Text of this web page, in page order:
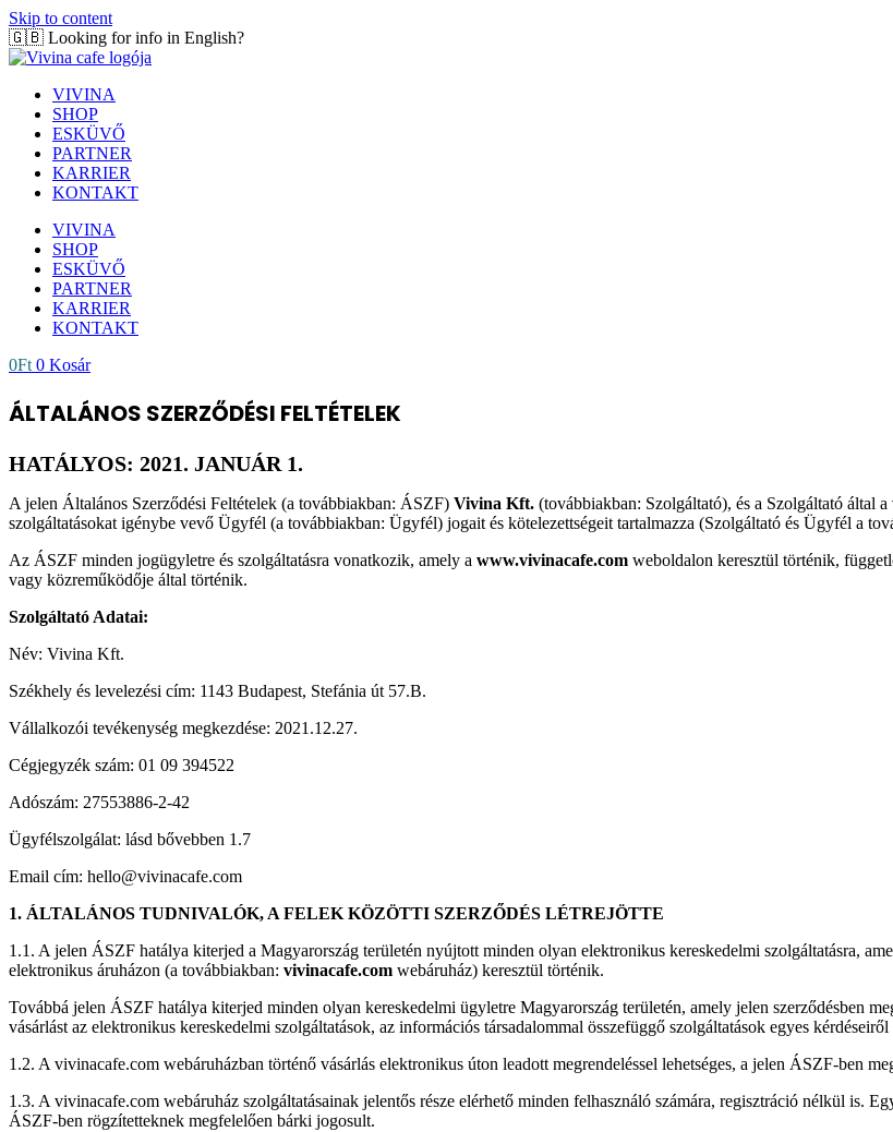
Skip to content
🇬🇧 Looking for info in English?
VIVINA
SHOP
ESKÜVŐ
PARTNER
KARRIER
KONTAKT
VIVINA
SHOP
ESKÜVŐ
PARTNER
KARRIER
KONTAKT
0Ft 0 Kosár
ÁLTALÁNOS SZERZŐDÉSI FELTÉTELEK
HATÁLYOS: 2021. JANUÁR 1.
A jelen Általános Szerződési Feltételek (a továbbiakban: ÁSZF) Vivina Kft. (továbbiakban: Szolgáltató), és a Szolgáltató által a
szolgáltatásokat igénybe vevő Ügyfél (a továbbiakban: Ügyfél) jogait és kötelezettségeit tartalmazza (Szolgáltató és Ügyfél a
Az ÁSZF minden jogügyletre és szolgáltatásra vonatkozik, amely a www.vivinacafe.com weboldalon keresztül történik,
vagy közreműködője által történik.
Szolgáltató Adatai:
Név: Vivina Kft.
Székhely és levelezési cím: 1143 Budapest, Stefánia út 57.B.
Vállalkozói tevékenység megkezdése: 2021.12.27.
Cégjegyzék szám: 01 09 394522
Adószám: 27553886-2-42
Ügyfélszolgálat: lásd bővebben 1.7
Email cím: hello@vivinacafe.com
1. ÁLTALÁNOS TUDNIVALÓK, A FELEK KÖZÖTTI SZERZŐDÉS LÉTREJÖTTE
1.1. A jelen ÁSZF hatálya kiterjed a Magyarország területén nyújtott minden olyan elektronikus kereskedelmi szolgáltatásra,
elektronikus áruházon (a továbbiakban: vivinacafe.com webáruház) keresztül történik.
Továbbá jelen ÁSZF hatálya kiterjed minden olyan kereskedelmi ügyletre Magyarország területén, amely jelen szerződésben
vásárlást az elektronikus kereskedelmi szolgáltatások, az információs társadalommal összefüggő szolgáltatások egyes
1.2. A vivinacafe.com webáruházban történő vásárlás elektronikus úton leadott megrendeléssel lehetséges, a jelen ÁSZF-ben
1.3. A vivinacafe.com webáruház szolgáltatásainak jelentős része elérhető minden felhasználó számára, regisztráció nélkül is.
ÁSZF-ben rögzítetteknek megfelelően bárki jogosult.